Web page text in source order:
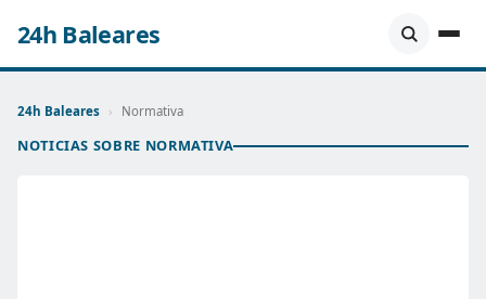
24h Baleares
24h Baleares › Normativa
NOTICIAS SOBRE NORMATIVA